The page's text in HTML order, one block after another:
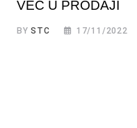
VEĆ U PRODAJI
BYSTC 17/11/2022